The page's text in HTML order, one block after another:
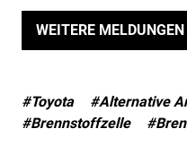
WEITERE MELDUNGEN
#Toyota #Alternative
#Brennstoffzelle